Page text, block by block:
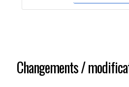
Changements /